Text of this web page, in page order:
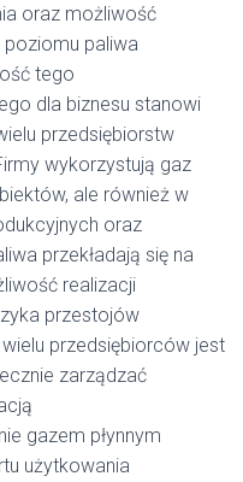
oraz możliwość
paliwa
tego
dla biznesu stanowi
przedsiębiorstw
wykorzystują gaz
ale również w
oraz
przekładają się na
realizacji
przestojów
przedsiębiorców jest
zarządzać
gazem płynnym
użytkowania